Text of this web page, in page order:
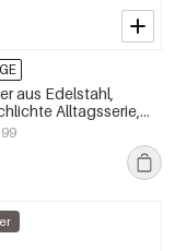
aus Edelstahl,
Alltagsserie,